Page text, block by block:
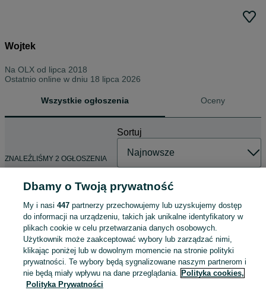
Wojtek
Na OLX od lipca 2018
Ostatnio online w dniu 18 lipca 2026
Wszystkie ogłoszenia Oceny
ZNALEŹLIŚMY 2 OGŁOSZENIA
Sortuj
transformator Harman Kardon
AVR-160
100 zł
107,99 zł z Pakietem Ochronnym
Czepino
01 sierpnia 2026
Dbamy o Twoją prywatność
My i nasi 447partnerzy przechowujemy lub uzyskujemy dostęp
do informacji na urządzeniu, takich jak unikalne identyfikatory w
plikach cookie w celu przetwarzania danych osobowych.
Użytkownik może zaakceptować wybory lub zarządzać nimi,
klikając poniżej lub w dowolnym momencie na stronie polityki
prywatności. Te wybory będą sygnalizowane naszym partnerom i
nie będą miały wpływu na dane przeglądania. Polityka cookies,
Polityka Prywatności